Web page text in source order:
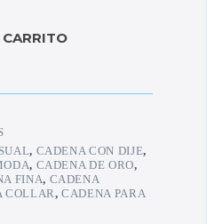
, CADENA CON DIJE,
, CADENA DE ORO,
FINA, CADENA
COLLAR,CADENA PARA